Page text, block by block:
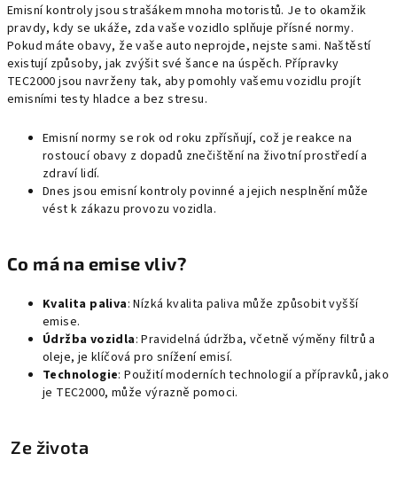
Emisní kontroly jsou strašákem mnoha motoristů. Je to okamžik
pravdy, kdy se ukáže, zda vaše vozidlo splňuje přísné normy.
Pokud máte obavy, že vaše auto neprojde, nejste sami. Naštěstí
existují způsoby, jak zvýšit své šance na úspěch. Přípravky
TEC2000 jsou navrženy tak, aby pomohly vašemu vozidlu projít
emisními testy hladce a bez stresu.
Emisní normy se rok od roku zpřísňují, což je reakce na
rostoucí obavy z dopadů znečištění na životní prostředí a
zdraví lidí.
Dnes jsou emisní kontroly povinné a jejich nesplnění může
vést k zákazu provozu vozidla.
Co má na emise vliv?
Kvalita paliva: Nízká kvalita paliva může způsobit vyšší
emise.
Údržba vozidla: Pravidelná údržba, včetně výměny filtrů a
oleje, je klíčová pro snížení emisí.
Technologie: Použití moderních technologií a přípravků, jako
je TEC2000, může výrazně pomoci.
Ze života